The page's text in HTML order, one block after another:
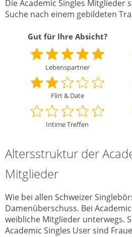
Die Academic Singles Mitglieder
Suche nach einem gebildeten
Gut für Ihre Absicht?
Lebenspartner
Flirt & Date
Intime Treffen
Altersstruktur der
Mitglieder
Wie bei allen Schweizer
Damenüberschuss. Bei
weibliche Mitglieder unterwegs.
Academic Singles User sind